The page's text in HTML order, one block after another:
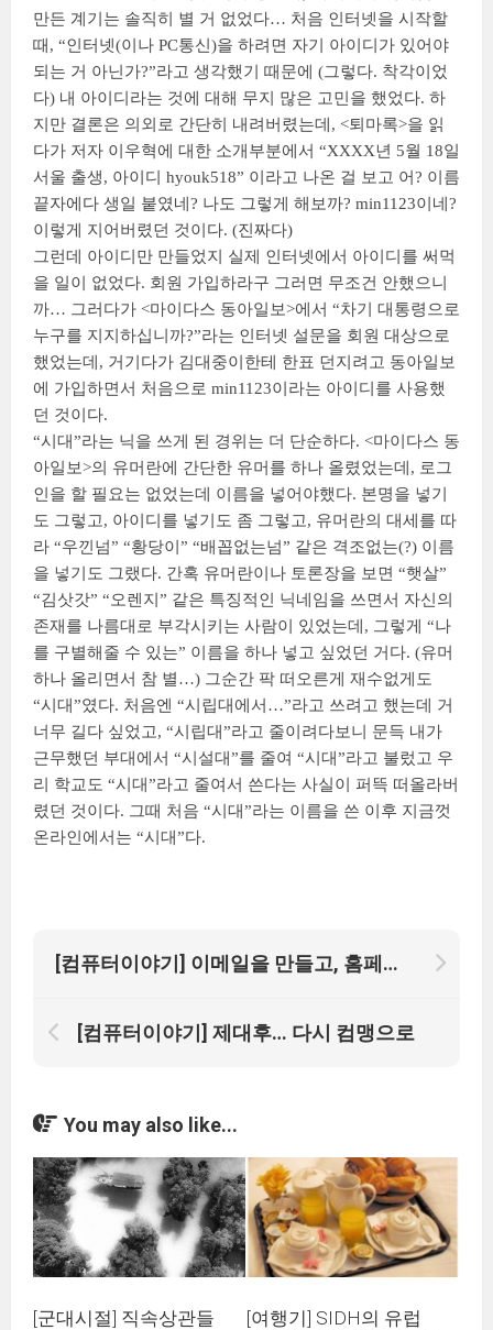
만든 계기는 솔직히 별 거 없었다… 처음 인터넷을 시작할
때, “인터넷(이나 PC통신)을 하려면 자기 아이디가 있어야
되는 거 아닌가?”라고 생각했기 때문에 (그렇다. 착각이었
다) 내 아이디라는 것에 대해 무지 많은 고민을 했었다. 하
지만 결론은 의외로 간단히 내려버렸는데, <퇴마록>을 읽
다가 저자 이우혁에 대한 소개부분에서 “XXXX년 5월 18일
서울 출생, 아이디 hyouk518” 이라고 나온 걸 보고 어? 이름
끝자에다 생일 붙였네? 나도 그렇게 해보까? min1123이네?
이렇게 지어버렸던 것이다. (진짜다)
그런데 아이디만 만들었지 실제 인터넷에서 아이디를 써먹
을 일이 없었다. 회원 가입하라구 그러면 무조건 안했으니
까… 그러다가 <마이다스 동아일보>에서 “차기 대통령으로
누구를 지지하십니까?”라는 인터넷 설문을 회원 대상으로
했었는데, 거기다가 김대중이한테 한표 던지려고 동아일보
에 가입하면서 처음으로 min1123이라는 아이디를 사용했
던 것이다.
“시대”라는 닉을 쓰게 된 경위는 더 단순하다. <마이다스 동
아일보>의 유머란에 간단한 유머를 하나 올렸었는데, 로그
인을 할 필요는 없었는데 이름을 넣어야했다. 본명을 넣기
도 그렇고, 아이디를 넣기도 좀 그렇고, 유머란의 대세를 따
라 “우낀넘” “황당이” “배꼽없는넘” 같은 격조없는(?) 이름
을 넣기도 그랬다. 간혹 유머란이나 토론장을 보면 “햇살”
“김삿갓” “오렌지” 같은 특징적인 닉네임을 쓰면서 자신의
존재를 나름대로 부각시키는 사람이 있었는데, 그렇게 “나
를 구별해줄 수 있는” 이름을 하나 넣고 싶었던 거다. (유머
하나 올리면서 참 별…) 그순간 팍 떠오른게 재수없게도
“시대”였다. 처음엔 “시립대에서…”라고 쓰려고 했는데 거
너무 길다 싶었고, “시립대”라고 줄이려다보니 문득 내가
근무했던 부대에서 “시설대”를 줄여 “시대”라고 불렀고 우
리 학교도 “시대”라고 줄여서 쓴다는 사실이 퍼뜩 떠올라버
렸던 것이다. 그때 처음 “시대”라는 이름을 쓴 이후 지금껏
온라인에서는 “시대”다.
[컴퓨터이야기] 이메일을 만들고, 홈페이지를 만들다
[컴퓨터이야기] 제대후… 다시 컴맹으로
You may also like...
[군대시절] 직속상관들
[여행기] SIDH의 유럽